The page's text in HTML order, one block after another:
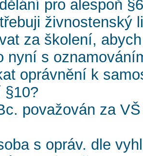
pro alespoň
živnostenský
za školení,
nyní s
oprávnění k
§10?
považován za
s opráv. dle